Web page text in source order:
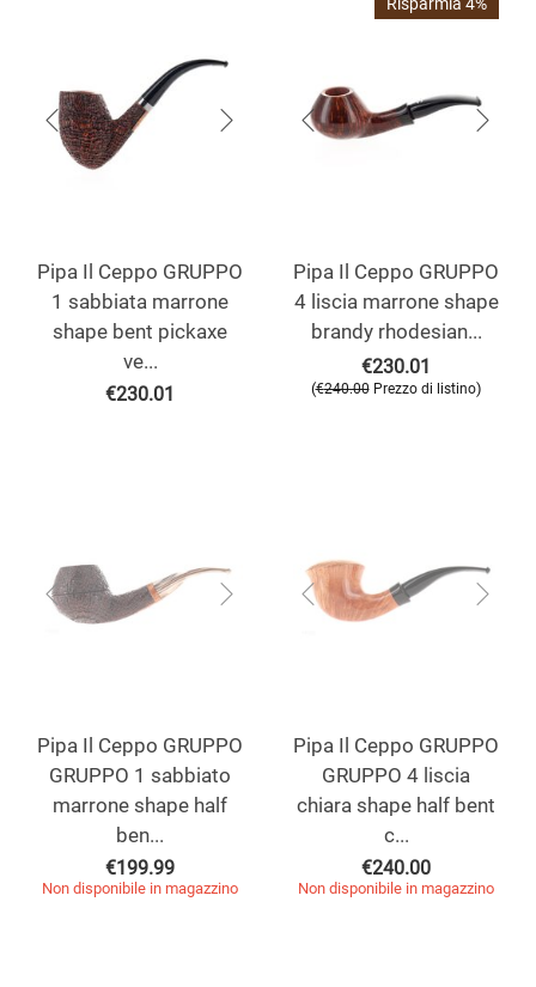
Pipa Il Ceppo GRUPPO
1 sabbiata marrone
shape bent pickaxe
ve...
€230.01
Risparmia 4%
Pipa Il Ceppo GRUPPO
4 liscia marrone shape
brandy rhodesian...
€230.01
(€240.00 Prezzo di listino)
Pipa Il Ceppo GRUPPO
GRUPPO 1 sabbiato
marrone shape half
ben...
€199.99
Non disponibile in magazzino
Pipa Il Ceppo GRUPPO
GRUPPO 4 liscia
chiara shape half bent
c...
€240.00
Non disponibile in magazzino